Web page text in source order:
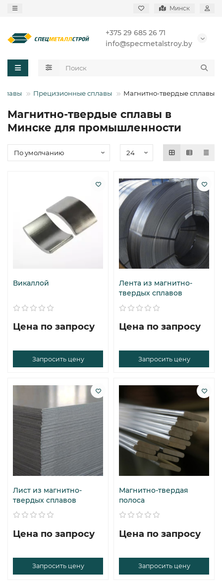
Минск
+375 29 685 26 71
info@specmetalstroy.by
Прецизионные сплавы Магнитно-твердые сплавы
Магнитно-твердые сплавы в
Минске для промышленности
Викаллой
Цена по запросу
Запросить цену
Лента из магнитно-
твердых сплавов
Цена по запросу
Запросить цену
Лист из магнитно-
твердых сплавов
Цена по запросу
Запросить цену
Магнитно-твердая
полоса
Цена по запросу
Запросить цену